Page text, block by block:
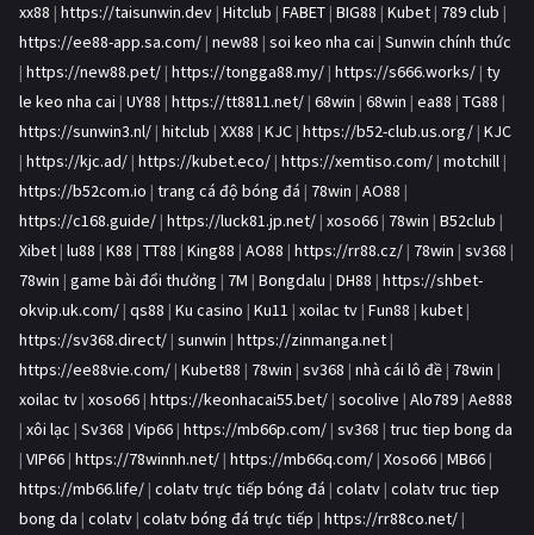
xx88 | https://taisunwin.dev | Hitclub | FABET | BIG88 | Kubet | 789 club |
https://ee88-app.sa.com/ | new88 | soi keo nha cai | Sunwin chính thức
| https://new88.pet/ | https://tongga88.my/ | https://s666.works/ | ty
le keo nha cai | UY88 | https://tt8811.net/ | 68win | 68win | ea88 | TG88 |
https://sunwin3.nl/ | hitclub | XX88 | KJC | https://b52-club.us.org/ | KJC
| https://kjc.ad/ | https://kubet.eco/ | https://xemtiso.com/ | motchill |
https://b52com.io | trang cá độ bóng đá | 78win | AO88 |
https://c168.guide/ | https://luck81.jp.net/ | xoso66 | 78win | B52club |
Xibet | lu88 | K88 | TT88 | King88 | AO88 | https://rr88.cz/ | 78win | sv368 |
78win | game bài đổi thưởng | 7M | Bongdalu | DH88 | https://shbet-
okvip.uk.com/ | qs88 | Ku casino | Ku11 | xoilac tv | Fun88 | kubet |
https://sv368.direct/ | sunwin | https://zinmanga.net |
https://ee88vie.com/ | Kubet88 | 78win | sv368 | nhà cái lô đề | 78win |
xoilac tv | xoso66 | https://keonhacai55.bet/ | socolive | Alo789 | Ae888
| xôi lạc | Sv368 | Vip66 | https://mb66p.com/ | sv368 | truc tiep bong da
| VIP66 | https://78winnh.net/ | https://mb66q.com/ | Xoso66 | MB66 |
https://mb66.life/ | colatv trực tiếp bóng đá | colatv | colatv truc tiep
bong da | colatv | colatv bóng đá trực tiếp | https://rr88co.net/ |